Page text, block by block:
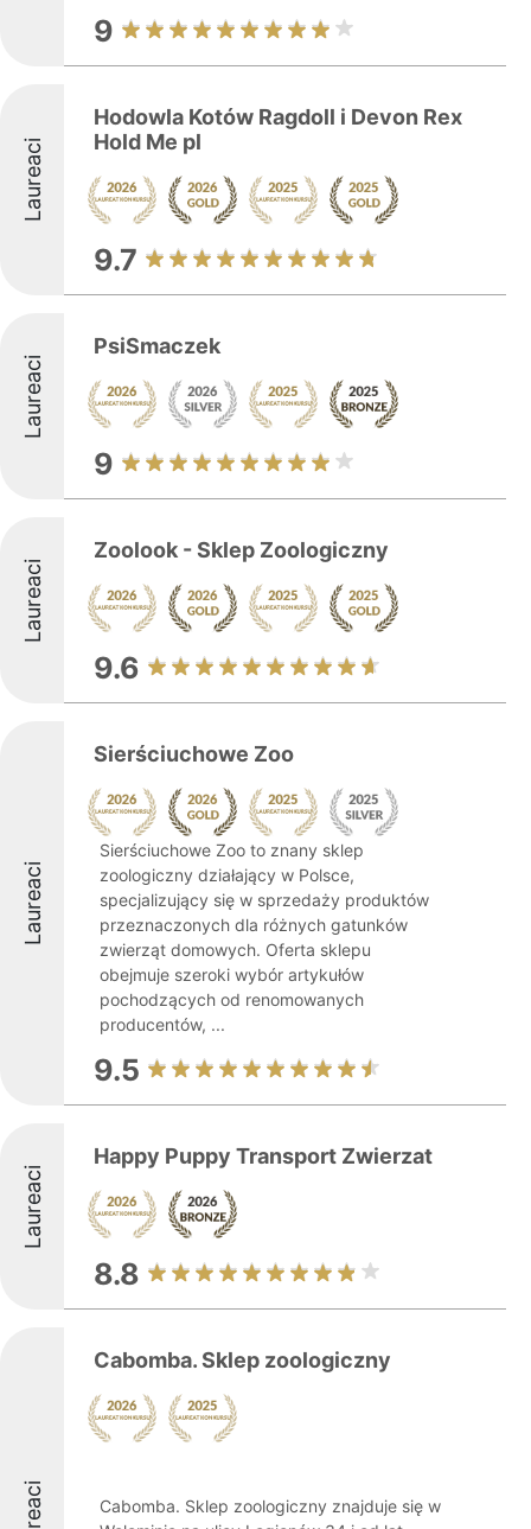
9
Laureaci
Hodowla Kotów Ragdoll i Devon Rex
Hold Me pl
9.7
Laureaci
PsiSmaczek
9
Laureaci
Zoolook - Sklep Zoologiczny
9.6
Laureaci
Sierściuchowe Zoo
Sierściuchowe Zoo to znany sklep
zoologiczny działający w Polsce,
specjalizujący się w sprzedaży produktów
przeznaczonych dla różnych gatunków
zwierząt domowych. Oferta sklepu
obejmuje szeroki wybór artykułów
pochodzących od renomowanych
producentów, ...
9.5
Laureaci
Happy Puppy Transport Zwierzat
8.8
Cabomba. Sklep zoologiczny
Cabomba. Sklep zoologiczny znajduje się w